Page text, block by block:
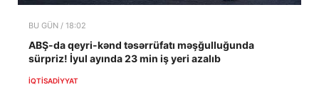
BU GÜN / 18:02
ABŞ-da qeyri-kənd təsərrüfatı məşğulluğunda
sürpriz! İyul ayında 23 min iş yeri azalıb
İQTISADIYYAT